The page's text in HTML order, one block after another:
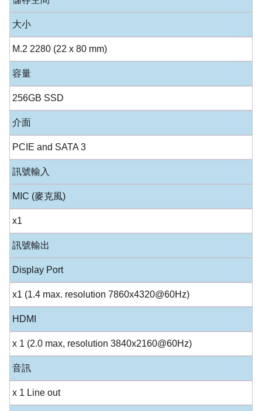
大小
M.2 2280 (22 x 80 mm)
容量
256GB SSD
介面
PCIE and SATA 3
訊號輸入
MIC (麥克風)
x1
訊號輸出
Display Port
x1 (1.4 max. resolution 7860x4320@60Hz)
HDMI
x 1 (2.0 max, resolution 3840x2160@60Hz)
音訊
x 1 Line out